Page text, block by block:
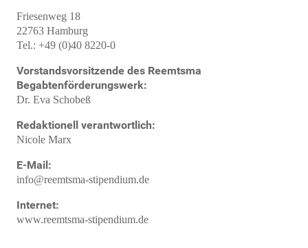
Friesenweg 18
22763 Hamburg
Tel.: +49 (0)40 8220-0
Vorstandsvorsitzende des Reemtsma
Begabtenförderungswerk:
Dr. Eva Schobeß
Redaktionell verantwortlich:
Nicole Marx
E-Mail:
info@reemtsma-stipendium.de
Internet:
www.reemtsma-stipendium.de